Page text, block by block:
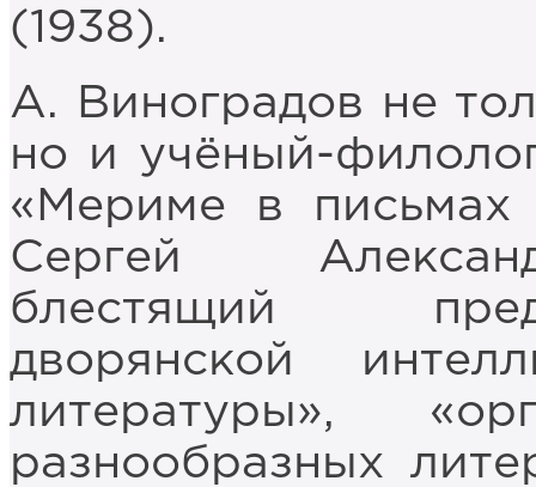
(1938).
А. Виноградов не
но и учёный-
«Мериме в письмах
Сергей
блестящий
дворянской
литературы»,
разнообразных